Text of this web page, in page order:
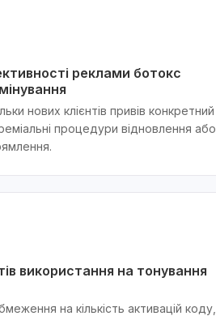
реклами ботокс
нових клієнтів привів конкретний
процедури відновлення або
використання на тонування
на кількість активацій коду,